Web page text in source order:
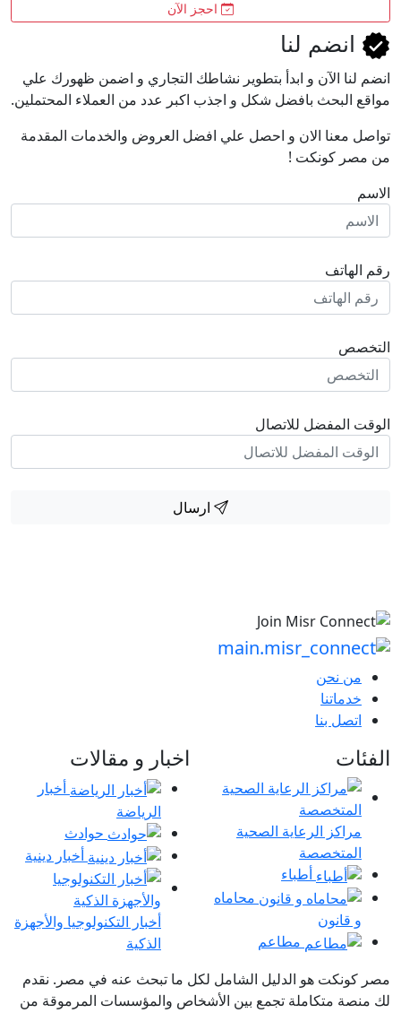
احجز الآن
انضم لنا
انضم لنا اﻵن و ابدأ بتطوير نشاطك التجاري و اضمن ظهورك علي
مواقع البحث بافضل شكل و اجذب اكبر عدد من العملاء المحتملين.
تواصل معنا الان و احصل علي افضل العروض والخدمات المقدمة
من مصر كونكت !
الاسم
رقم الهاتف
التخصص
الوقت المفضل للاتصال
ارسال
من نحن
خدماتنا
اتصل بنا
الفئات
مراكز الرعاية الصحية
المتخصصة
أطباء
محاماه
و قانون
مطاعم
اخبار و مقالات
أخبار
الرياضة
حوادث
أخبار دينية
أخبار التكنولوجيا والأجهزة
الذكية
مصر كونكت هو الدليل الشامل لكل ما تبحث عنه في مصر. نقدم
لك منصة متكاملة تجمع بين الأشخاص والمؤسسات المرموقة من